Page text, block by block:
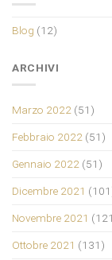
Blog (12)
ARCHIVI
Marzo 2022 (51)
Febbraio 2022 (51)
Gennaio 2022 (51)
Dicembre 2021
Novembre 2021
Ottobre 2021 (131)